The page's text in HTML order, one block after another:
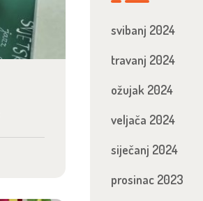
svibanj 2024
travanj 2024
ožujak 2024
veljača 2024
siječanj 2024
prosinac 2023